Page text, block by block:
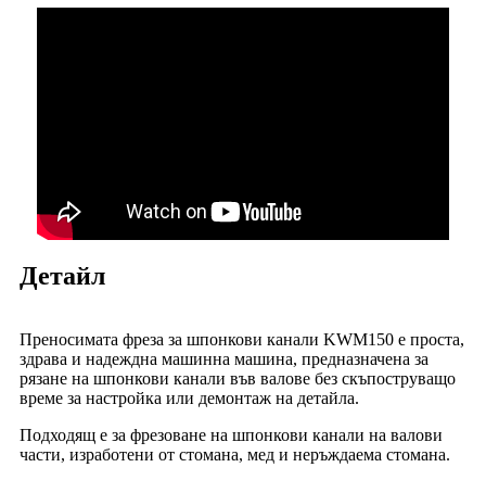
Детайл
Преносимата фреза за шпонкови канали KWM150 е проста,
здрава и надеждна машинна машина, предназначена за
рязане на шпонкови канали във валове без скъпоструващо
време за настройка или демонтаж на детайла.
Подходящ е за фрезоване на шпонкови канали на валови
части, изработени от стомана, мед и неръждаема стомана.